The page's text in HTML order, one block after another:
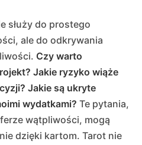
służy do prostego
ale do odkrywania
Czy warto
Jakie ryzyko wiąże
Jakie są ukryte
wydatkami? Te pytania,
wątpliwości, mogą
dzięki kartom. Tarot nie